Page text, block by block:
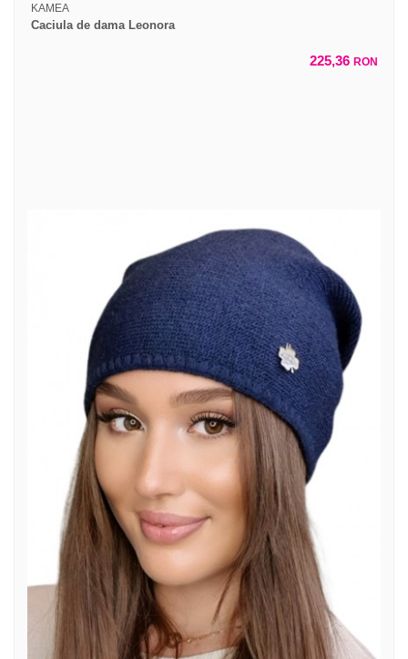
KAMEA
Caciula de dama Leonora
225,36 RON